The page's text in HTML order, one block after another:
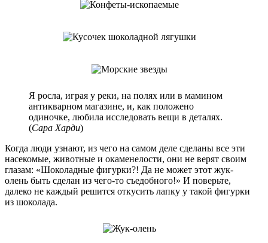
Я росла, играя у реки, на полях или в мамином
антикварном магазине, и, как положено
одиночке, любила исследовать вещи в деталях.
(Сара Харди)
Когда люди узнают, из чего на самом деле сделаны все эти
насекомые, животные и окаменелости, они не верят своим
глазам: «Шоколадные фигурки?! Да не может этот жук-
олень быть сделан из чего-то съедобного!» И поверьте,
далеко не каждый решится откусить лапку у такой фигурки
из шоколада.